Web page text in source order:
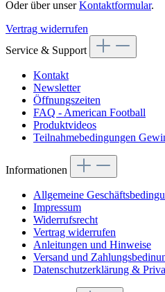
Oder über unserKontaktformular.
Vertrag widerrufen
Service & Support
Kontakt
Newsletter
Öffnungszeiten
FAQ - American Football
Produktvideos
Teilnahmebedingungen
Informationen
Allgemeine
Impressum
Widerrufsrecht
Vertrag widerrufen
Anleitungen und Hinweise
Versand und
Datenschutzerklärung &